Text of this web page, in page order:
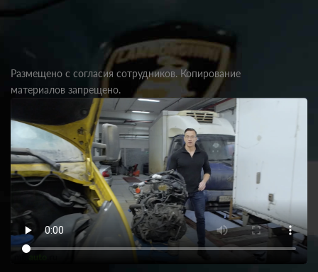
Размещено с согласия сотрудников. Копирование
материалов запрещено.